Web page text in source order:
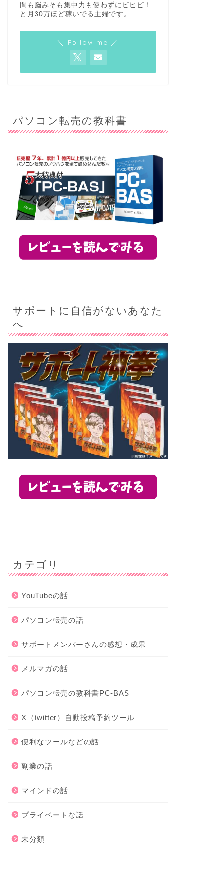
間も脳みそも集中力も使わずにピピピ！
と月30万ほど稼いでる主婦です。
＼ Follow me ／
パソコン転売の教科書
サポートに自信がないあなた
へ
カテゴリ
YouTubeの話
パソコン転売の話
サポートメンバーさんの感想・成果
メルマガの話
パソコン転売の教科書PC-BAS
X（twitter）自動投稿予約ツール
便利なツールなどの話
副業の話
マインドの話
プライベートな話
未分類